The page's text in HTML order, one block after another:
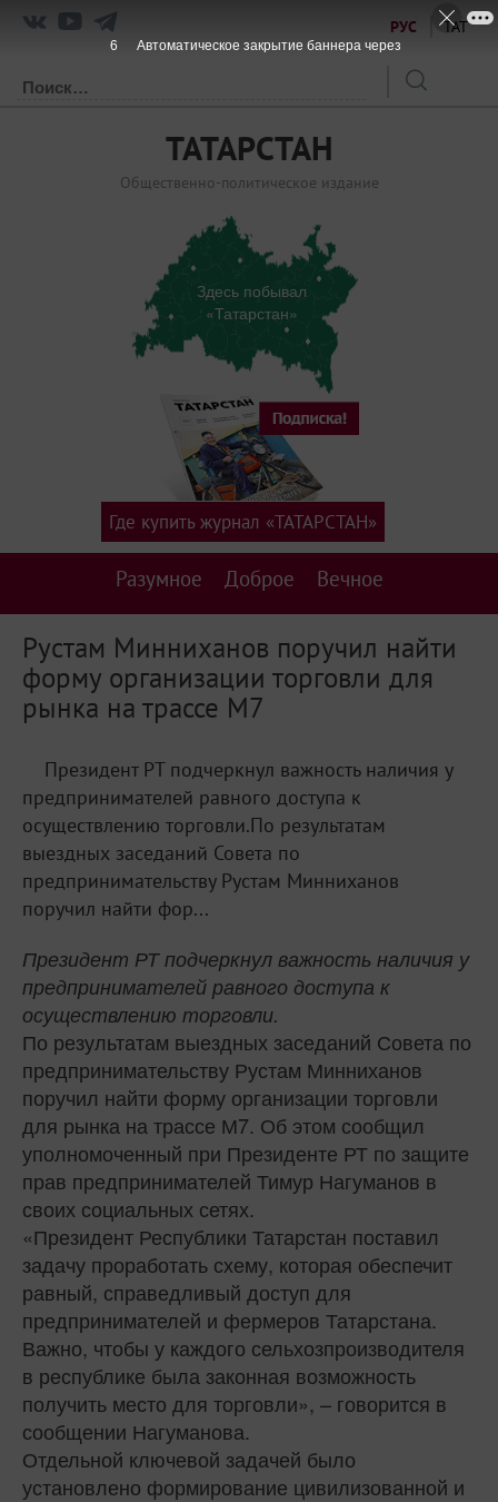
РУС ТАТ
ТАТАРСТАН
Общественно-политическое издание
Здесь побывал
«Татарстан»
Разумное Доброе Вечное
Где купить журнал «ТАТАРСТАН»
Рустам Минниханов поручил найти
форму организации торговли для
рынка на трассе М7
Президент РТ подчеркнул важность наличия у
предпринимателей равного доступа к
осуществлению торговли.По результатам
выездных заседаний Совета по
предпринимательству Рустам Минниханов
поручил найти фор...
Президент РТ подчеркнул важность наличия у
предпринимателей равного доступа к
осуществлению торговли.
По результатам выездных заседаний Совета по
предпринимательству Рустам Минниханов
поручил найти форму организации торговли
для рынка на трассе М7. Об этом сообщил
уполномоченный при Президенте РТ по защите
прав предпринимателей Тимур Нагуманов в
своих социальных сетях.
«Президент Республики Татарстан поставил
задачу проработать схему, которая обеспечит
равный, справедливый доступ для
предпринимателей и фермеров Татарстана.
Важно, чтобы у каждого сельхозпроизводителя
в республике была законная возможность
получить место для торговли», – говорится в
сообщении Нагуманова.
Отдельной ключевой задачей было
установлено формирование цивилизованной и
6 Автоматическое закрытие баннера через